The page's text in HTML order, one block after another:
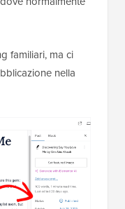
familiari, ma ci
nella